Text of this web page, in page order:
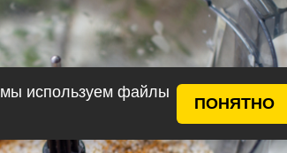
мы используем файлы
ПОНЯТНО